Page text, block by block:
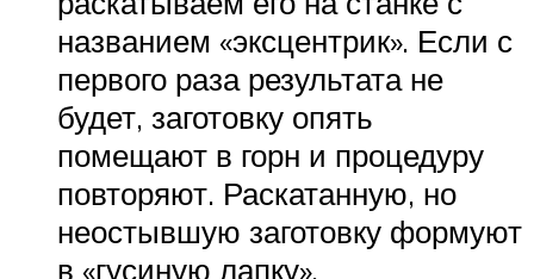
названием «эксцентрик». Если с
первого раза результата не
будет, заготовку опять
помещают в горн и процедуру
повторяют. Раскатанную, но
неостывшую заготовку формуют
в «гусиную лапку».